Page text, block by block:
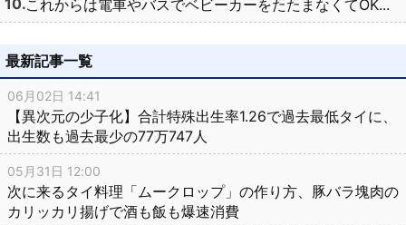
これからは電車やバスでベビーカーをたたまなくてOK...
最新記事一覧
06月02日 14:41
【異次元の少子化】合計特殊出生率1.26で過去最低タイに、
出生数も過去最少の77万747人
05月31日 12:00
次に来るタイ料理「ムークロップ」の作り方、豚バラ塊肉の
カリッカリ揚げで酒も飯も爆速消費